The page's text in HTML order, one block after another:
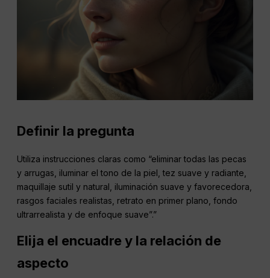
Definir la pregunta
Utiliza instrucciones claras como “eliminar todas las pecas
y arrugas, iluminar el tono de la piel, tez suave y radiante,
maquillaje sutil y natural, iluminación suave y favorecedora,
rasgos faciales realistas, retrato en primer plano, fondo
ultrarrealista y de enfoque suave”.”
Elija el encuadre y la relación de
aspecto